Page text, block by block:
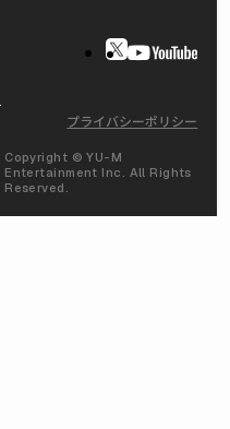
プライバシーポリシー
Copyright © YU-M
Entertainment Inc. All Rights
Reserved.